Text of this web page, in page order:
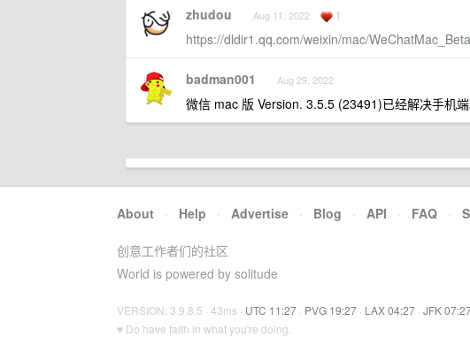
zhudou Aug 11, 2022 1
https://dldir1.qq.com/weixin/mac/
badman001 Aug 29, 2022
微信 mac 版 Version. 3.5.5 (23491)已经解决手机
About · Help · Advertise · Blog · API · FAQ ·
创意工作者们的社区
World is powered by solitude
VERSION: 3.9.8.5 · 43ms · UTC 11:27 · PVG 19:27 · LAX 04:27 · JFK
♥ Do have faith in what you're doing.